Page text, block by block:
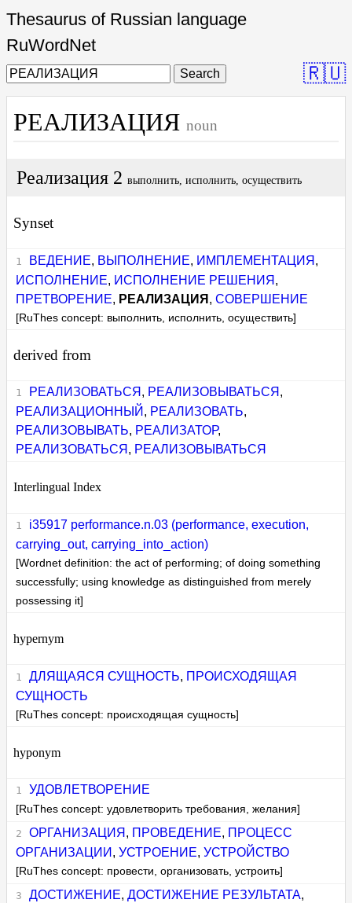
Thesaurus of Russian language
RuWordNet
Search 🇷🇺
РЕАЛИЗАЦИЯ noun
Реализация 2 выполнить, исполнить, осуществить
Synset
ВЕДЕНИЕ, ВЫПОЛНЕНИЕ, ИМПЛЕМЕНТАЦИЯ ,
ИСПОЛНЕНИЕ, ИСПОЛНЕНИЕ РЕШЕНИЯ ,
ПРЕТВОРЕНИЕ, РЕАЛИЗАЦИЯ ,СОВЕРШЕНИЕ
[RuThes concept: выполнить, исполнить, осуществить]
derived from
РЕАЛИЗОВАТЬСЯ , РЕАЛИЗОВЫВАТЬСЯ ,
РЕАЛИЗАЦИОННЫЙ , РЕАЛИЗОВАТЬ,
РЕАЛИЗОВЫВАТЬ, РЕАЛИЗАТОР,
РЕАЛИЗОВАТЬСЯ , РЕАЛИЗОВЫВАТЬСЯ
Interlingual Index
i35917 performance.n.03 (performance, execution,
carrying_out, carrying_into_action)
[Wordnet definition: the act of performing; of doing something
successfully; using knowledge as distinguished from merely
possessing it]
hypernym
ДЛЯЩАЯСЯ СУЩНОСТЬ, ПРОИСХОДЯЩАЯ
СУЩНОСТЬ
[RuThes concept: происходящая сущность]
hyponym
УДОВЛЕТВОРЕНИЕ
[RuThes concept: удовлетворить требования, желания]
ОРГАНИЗАЦИЯ , ПРОВЕДЕНИЕ, ПРОЦЕСС
ОРГАНИЗАЦИИ ,УСТРОЕНИЕ,УСТРОЙСТВО
[RuThes concept: провести, организовать, устроить]
ДОСТИЖЕНИЕ, ДОСТИЖЕНИЕ РЕЗУЛЬТАТА,